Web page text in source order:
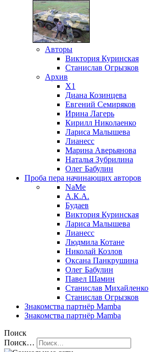
Авторы
Виктория Куринская
Станислав Огрызков
Архив
X1
Диана Козинцева
Евгений Семиряков
Ирина Лагерь
Кирилл Николаенко
Лариса Малышева
Лианесс
Марина Аверьянова
Наталья Зубрилина
Олег Бабулин
Проба пера начинающих авторов
NaMe
А.К.А.
Будаев
Виктория Куринская
Лариса Малышева
Лианесс
Людмила Котане
Николай Козлов
Оксана Панкрушина
Олег Бабулин
Павел Шамин
Станислав Михайленко
Станислав Огрызков
Знакомства партнёр Mamba
Знакомства партнёр Mamba
Поиск
Поиск…